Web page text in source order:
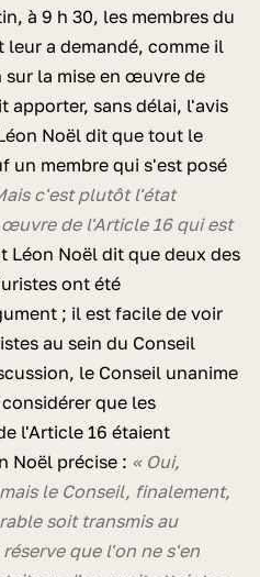
à 9 h 30, les membres du
a demandé, comme il
la mise en œuvre de
apporter, sans délai, l'avis
Noël dit que tout le
un membre qui s'est posé
c'est plutôt l'état
de l'Article 16 qui est
Léon Noël dit que deux des
ont été
; il est facile de voir
au sein du Conseil
le Conseil unanime
que les
l'Article 16 étaient
Noël précise : « Oui,
le Conseil, finalement,
soit transmis au
que l'on ne s'en